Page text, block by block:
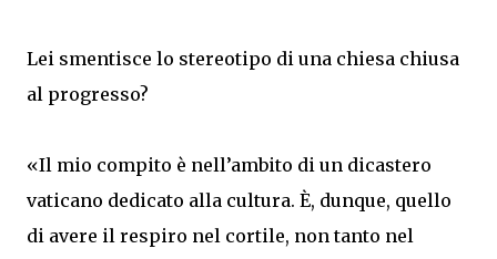
Lei smentisce lo stereotipo di una chiesa chiusa
al progresso?
«Il mio compito è nell’ambito di un dicastero
vaticano dedicato alla cultura. È, dunque, quello
di avere il respiro nel cortile, non tanto nel